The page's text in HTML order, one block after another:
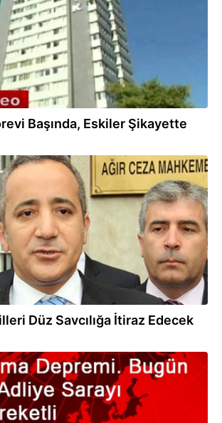
Başında, Eskiler Şikayette
Düz Savcılığa İtiraz Edecek